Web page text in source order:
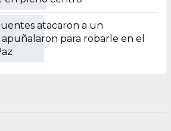
atacaron a un
para robarle en el